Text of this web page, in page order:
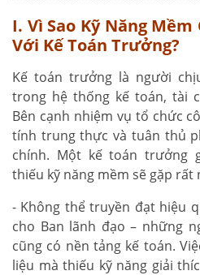
I. Vì Sao Kỹ Năng
Với Kế Toán Trưởng?
Kế toán trưởng là người
trong hệ thống kế toán, tài
Bên cạnh nhiệm vụ tổ chức
tính trung thực và tuân thủ
chính. Một kế toán trưởng
thiếu kỹ năng mềm sẽ gặp rất
- Không thể truyền đạt hiệu
cho Ban lãnh đạo – những
cũng có nền tảng kế toán.
liệu mà thiếu kỹ năng giải